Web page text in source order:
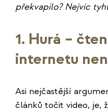
překvapilo? Nejvíc
1. Hurá –
internetu
Asi nejčastější
článků točit video, je,